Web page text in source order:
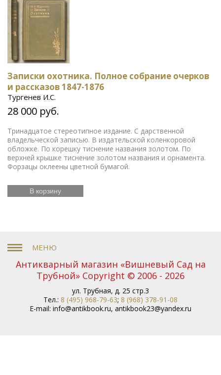
Записки охотника. Полное собрание очерков
и рассказов 1847-1876
Тургенев И.С.
28 000 руб.
Тринадцатое стереотипное издание. С дарственной
владельческой записью. В издательской коленкоровой
обложке. По корешку тиснение названия золотом. По
верхней крышке тиснение золотом названия и орнамента.
Форзацы оклеены цветной бумагой.
В корзину
Антикварный магазин «Вишневый Сад на
Трубной» Copyright © 2006 - 2026
ул. Трубная, д. 25 стр.3
Тел.: 8 (495) 968-79-63; 8 (968) 378-91-08
E-mail: info@antikbook.ru, antikbook23@yandex.ru